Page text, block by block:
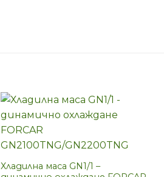
Хладилна маса GN1/1 –